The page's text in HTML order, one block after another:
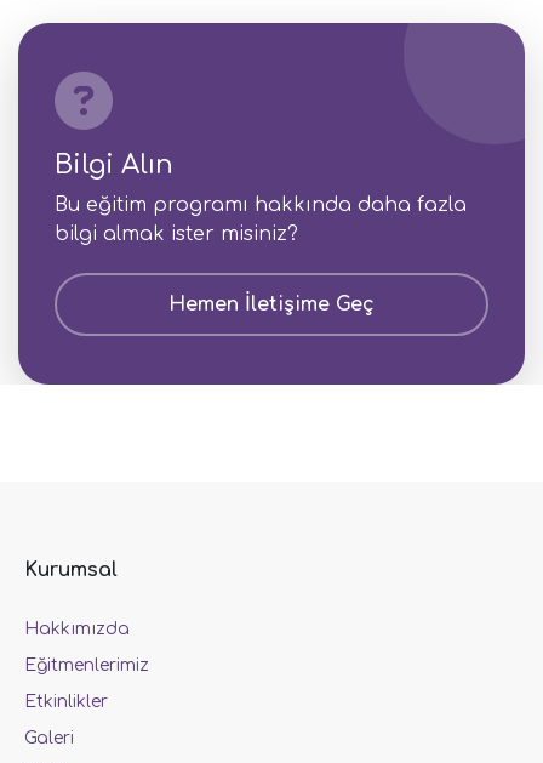
Bilgi Alın
Bu eğitim programı hakkında daha fazla
bilgi almak ister misiniz?
Hemen İletişime Geç
Kurumsal
Hakkımızda
Eğitmenlerimiz
Etkinlikler
Galeri